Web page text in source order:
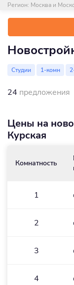
Регион: Москва и
Студии 1-комн
24 предложения
Цены на
Курская
Комнатность
1
2
3
4